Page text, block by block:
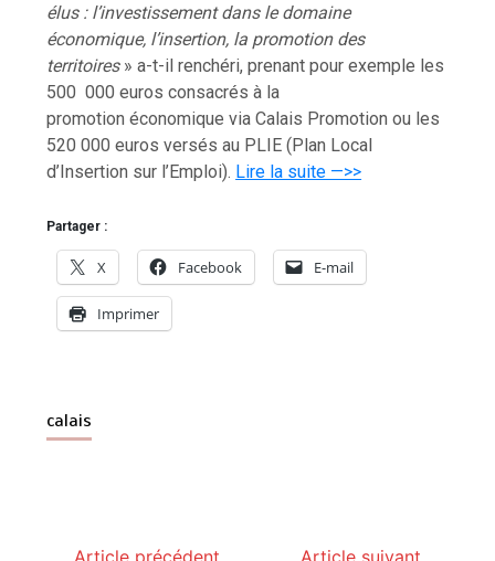
élus : l’investissement dans le domaine
économique, l’insertion, la promotion des
territoires» a-t-il renchéri, prenant pour exemple les
500 000 euros consacrés à la
promotion économique via Calais Promotion ou les
520 000 euros versés au PLIE (Plan Local
d’Insertion sur l’Emploi). Lire la suite —>>
Partager :
X Facebook E-mail
Imprimer
calais
Article précédent Article suivant